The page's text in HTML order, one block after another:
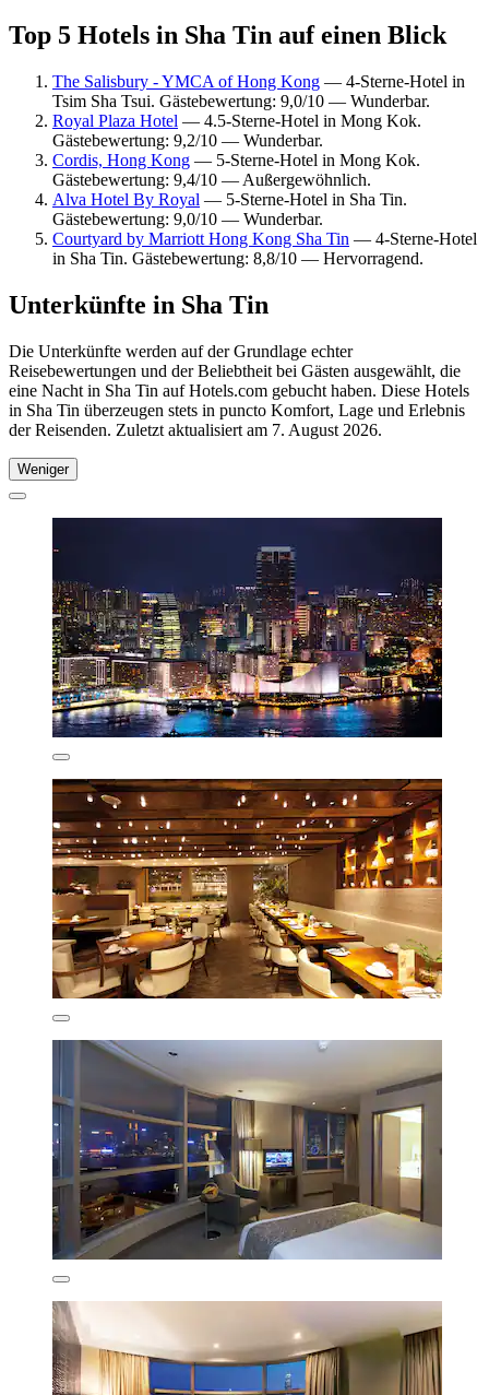
Top 5 Hotels in Sha Tin auf einen Blick
The Salisbury - YMCA of Hong Kong — 4-Sterne-Hotel in
Tsim Sha Tsui. Gästebewertung: 9,0/10 — Wunderbar.
Royal Plaza Hotel — 4.5-Sterne-Hotel in Mong Kok.
Gästebewertung: 9,2/10 — Wunderbar.
Cordis, Hong Kong — 5-Sterne-Hotel in Mong Kok.
Gästebewertung: 9,4/10 — Außergewöhnlich.
Alva Hotel By Royal — 5-Sterne-Hotel in Sha Tin.
Gästebewertung: 9,0/10 — Wunderbar.
Courtyard by Marriott Hong Kong Sha Tin — 4-Sterne-Hotel
in Sha Tin. Gästebewertung: 8,8/10 — Hervorragend.
Unterkünfte in Sha Tin
Die Unterkünfte werden auf der Grundlage echter
Reisebewertungen und der Beliebtheit bei Gästen ausgewählt, die
eine Nacht in Sha Tin auf Hotels.com gebucht haben. Diese Hotels
in Sha Tin überzeugen stets in puncto Komfort, Lage und Erlebnis
der Reisenden. Zuletzt aktualisiert am 7. August 2026.
Weniger